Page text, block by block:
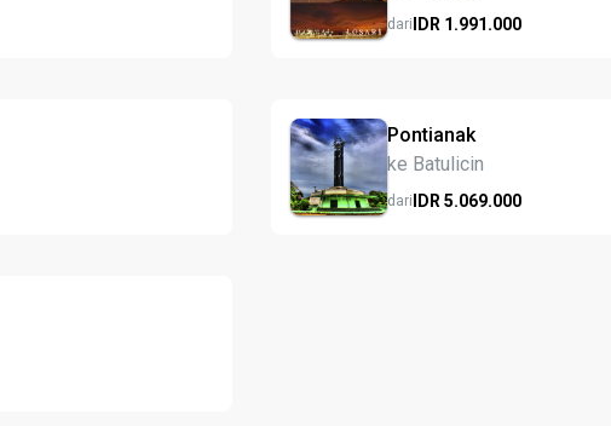
dariIDR 1.991.000
Pontianak
ke Batulicin
dariIDR5.069.000